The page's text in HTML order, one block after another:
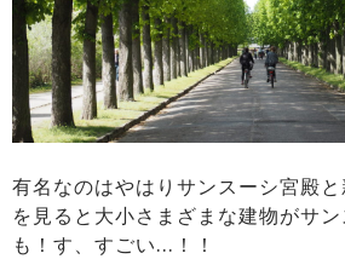
有名なのはやはりサンスーシ宮殿
を見ると大小さまざまな建物がサ
も！す、すごい…！！